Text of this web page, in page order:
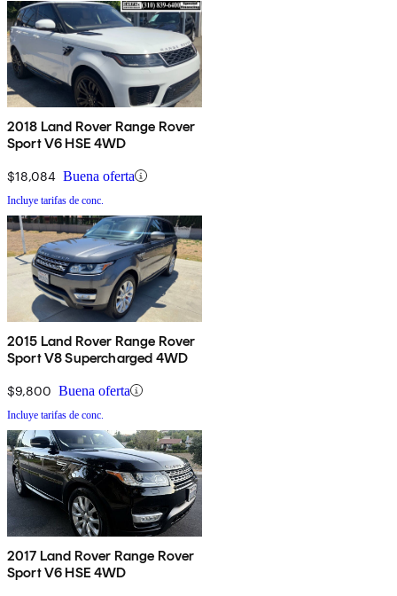
2018 Land Rover Range Rover
Sport V6 HSE 4WD
$18,084 Buena oferta
Incluye tarifas de conc.
2015 Land Rover Range Rover
Sport V8 Supercharged 4WD
$9,800 Buena oferta
Incluye tarifas de conc.
2017 Land Rover Range Rover
Sport V6 HSE 4WD